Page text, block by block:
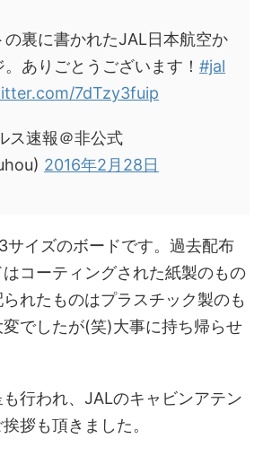
の裏に書かれたJAL日本航空か
ありごとうございます！ #jal
7dTzy3fuip
ス速報＠非公式
2016年2月28日
サイズのボードです。過去配布
コーティングされた紙製のもの
れたものはプラスチック製のも
でしたが(笑)大事に持ち帰らせ
行われ、JALのキャビンアテン
拶も頂きました。